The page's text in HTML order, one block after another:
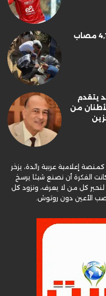
العالم يشاهد: 1,254 شهيد و4,121 مصاب
يتقدم
من
إعلامية عربية رائدة، يزخر
الفكرة أن نصنع شيئا يرسخ
لنحبر كل من لا يعرف، ونزود كل
الأعين دون روتوش.